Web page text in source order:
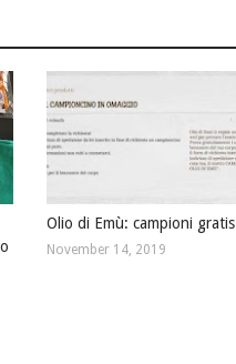
Olio di Emù: campioni gratis
November 14, 2019